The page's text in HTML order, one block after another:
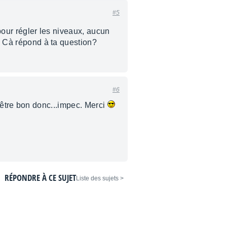
#5
régler les niveaux, aucun
répond à ta question?
#6
bon donc...impec. Merci
< Liste des sujets
RÉPONDRE À CE SUJET